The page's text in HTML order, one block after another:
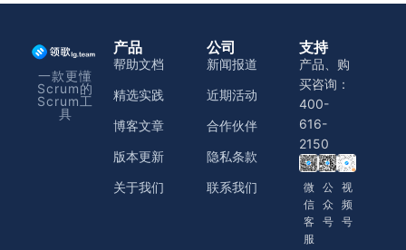
一款更懂
Scrum的
Scrum工
具
产品
帮助文档
精选实践
博客文章
版本更新
关于我们
公司
新闻报道
近期活动
合作伙伴
隐私条款
联系我们
支持
产品、购
买咨询：
400-
616-
2150
微
信
客
服
公
众
号
视
频
号